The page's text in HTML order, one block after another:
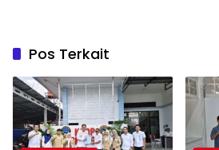
Pos Terkait